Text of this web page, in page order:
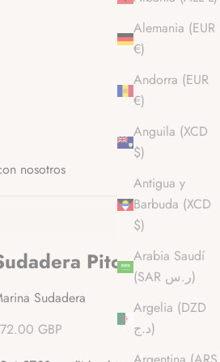
nosotros
Alemania (EUR
€)
Andorra (EUR
€)
Anguila (XCD
$)
Antigua y
Barbuda (XCD
$)
Arabia Saudí
(SAR ر.س)
Argelia (DZD
د.ج)
Pitod Sleeve
Sudadera
de oferta
GBP